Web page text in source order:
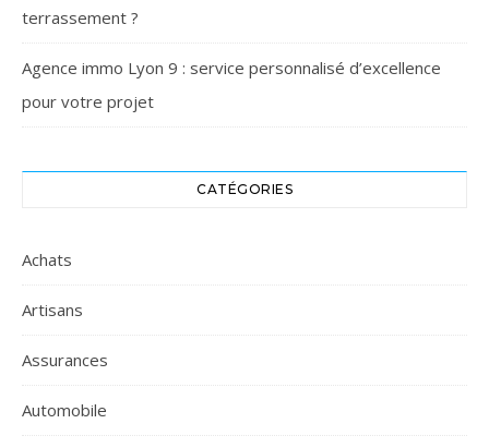
terrassement ?
Agence immo Lyon 9 : service personnalisé d’excellence
pour votre projet
CATÉGORIES
Achats
Artisans
Assurances
Automobile